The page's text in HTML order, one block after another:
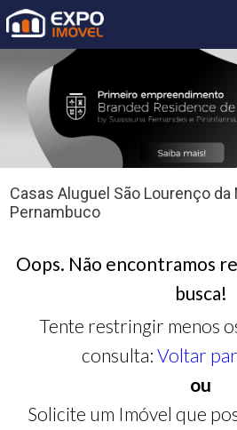
Casas Aluguel São Lourenço
Pernambuco
Oops. Não encontramos
busca!
Tente restringir menos
consulta: Voltar
ou
Solicite um Imóvel que